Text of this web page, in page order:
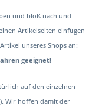
und bloß nach und
Artikelseiten einfügen
unseres Shops an:
geeignet!
auf den einzelnen
Wir hoffen damit der